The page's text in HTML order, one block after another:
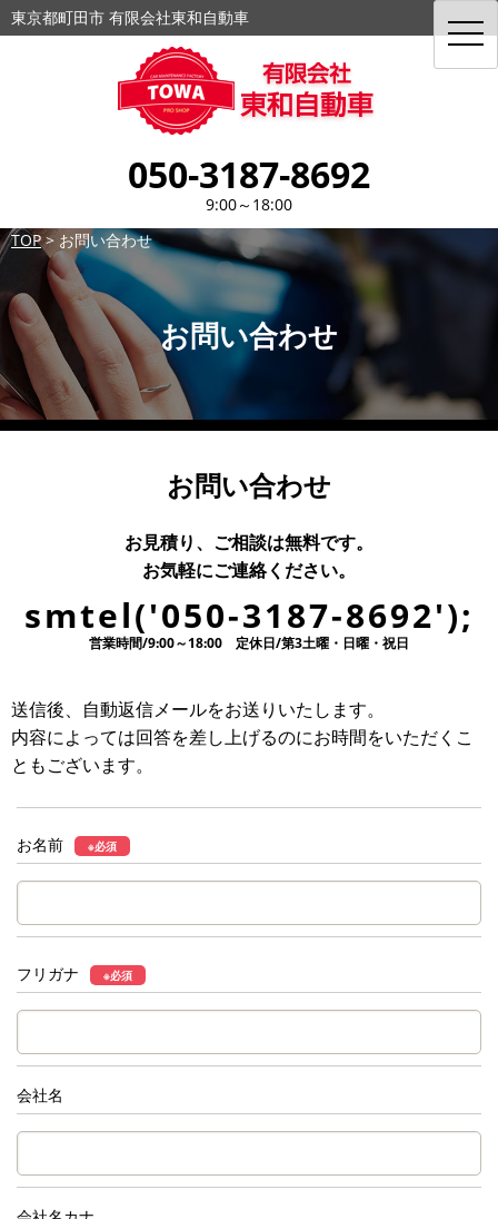
東京都町田市 有限会社東和自動車
050-3187-8692
9:00～18:00
TOP> お問い合わせ
お問い合わせ
お問い合わせ
お見積り、ご相談は無料です。
お気軽にご連絡ください。
smtel('050-3187-8692');
営業時間/9:00～18:00 定休日/第3土曜・日曜・祝日
送信後、自動返信メールをお送りいたします。
内容によっては回答を差し上げるのにお時間をいただくこ
ともございます。
お名前 ※必須
フリガナ ※必須
会社名